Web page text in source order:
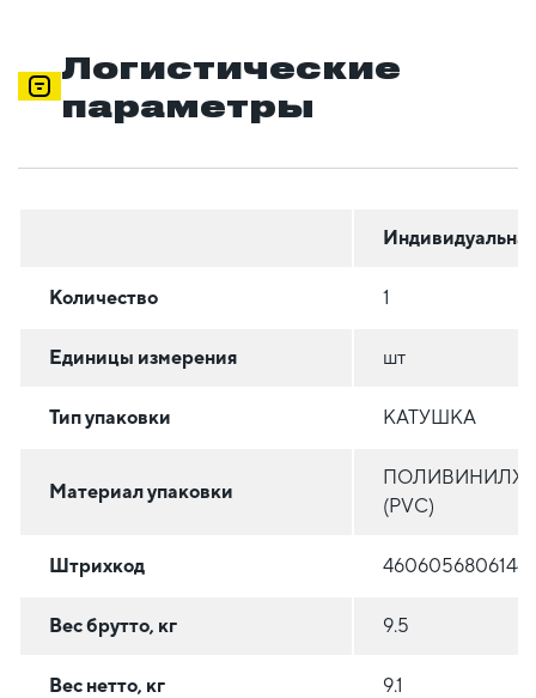
Логистические
параметры
Индивидуальная
Количество 1
Единицы измерения шт
Тип упаковки КАТУШКА
Материал упаковки
(PVC)
Штрихкод 4606056806144
Вес брутто, кг 9.5
Вес нетто, кг 9.1